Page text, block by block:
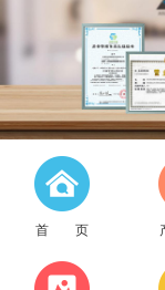
首 页